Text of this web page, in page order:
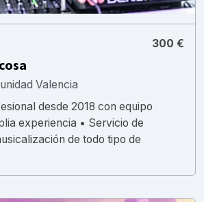
300 €
Valencia
desde 2018 con equipo
experiencia • Servicio de
de todo tipo de